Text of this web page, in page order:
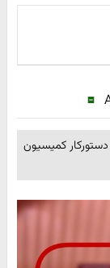
کمیسیون